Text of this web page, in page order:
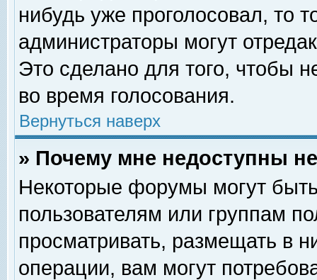
нибудь уже проголосовал, то
администраторы могут
Это сделано для того, чтобы
во время голосования.
Вернуться наверх
» Почему мне недоступны
Некоторые форумы могут
пользователям или группам
просматривать, размещать в
операции, вам могут